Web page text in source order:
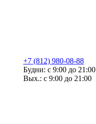
+7 (812) 980-08-88
Будни: с 9:00 до 21:00
Вых.: с 9:00 до 21:00